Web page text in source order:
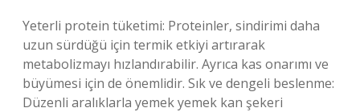
Yeterli protein tüketimi: Proteinler, sindirimi daha
uzun sürdüğü için termik etkiyi artırarak
metabolizmayı hızlandırabilir. Ayrıca kas onarımı ve
büyümesi için de önemlidir. Sık ve dengeli beslenme:
Düzenli aralıklarla yemek yemek kan şekeri